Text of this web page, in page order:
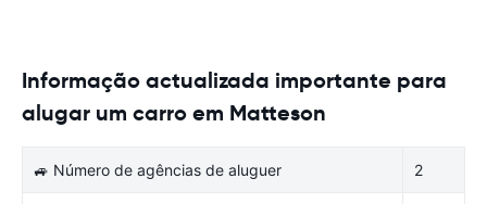
Informação actualizada importante para
alugar um carro em Matteson
🚙 Número de agências de aluguer 2